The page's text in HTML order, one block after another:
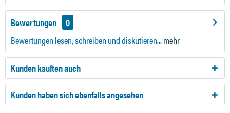
Bewertungen
0
Bewertungen lesen, schreiben und diskutieren...mehr
Kunden kauften auch
Kunden haben sich ebenfalls angesehen